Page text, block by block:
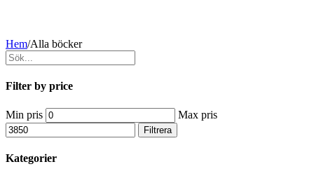
Hem/Alla böcker
Filter by price
Min pris Max pris
Filtrera
Kategorier